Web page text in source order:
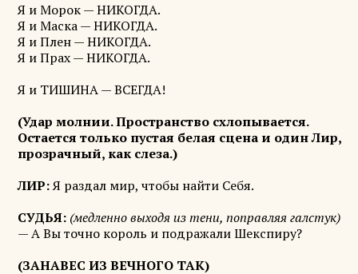
Я и Морок — НИКОГДА.
Я и Маска — НИКОГДА.
Я и Плен — НИКОГДА.
Я и Прах — НИКОГДА.
Я и ТИШИНА — ВСЕГДА!
(Удар молнии. Пространство схлопывается.
Остается только пустая белая сцена и один Лир,
прозрачный, как слеза.)
ЛИР:Я раздал мир, чтобы найти Себя.
СУДЬЯ: (медленно выходя из тени, поправляя галстук)
— А Вы точно король и подражали Шекспиру?
(ЗАНАВЕС ИЗ ВЕЧНОГО ТАК)